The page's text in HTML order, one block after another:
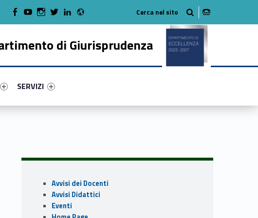
di Giurisprudenza
primary-52171-50
Link identifier #link-menu-primary-80032-62
SERVIZI
WebMan on Facebook
WebMan on YoutubeWebMan on Instagram
WebMan on TwitterWebMan on LinkedIn
Sidebar
Avvisi dei Docenti
Avvisi Didattici
Eventi